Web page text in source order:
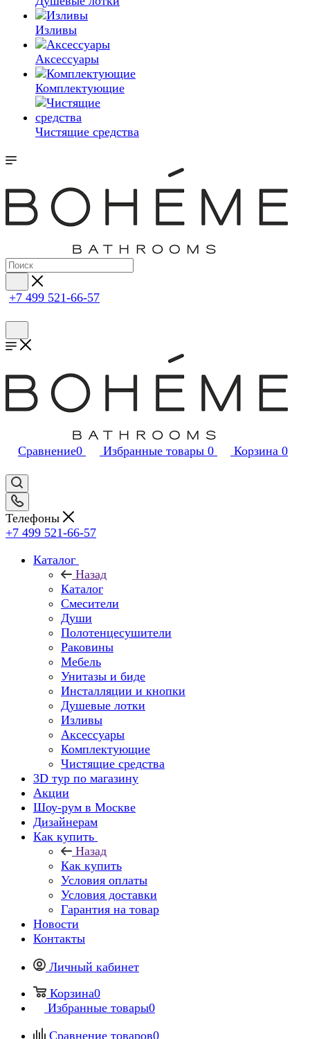
Изливы
Аксессуары
Комплектующие
Чистящие средства
+7 499 521-66-57
Сравнение0 Избранные товары 0 Корзина 0
Телефоны
+7 499 521-66-57
Каталог
Назад
Каталог
Смесители
Души
Полотенцесушители
Раковины
Мебель
Унитазы и биде
Инсталляции и кнопки
Душевые лотки
Изливы
Аксессуары
Комплектующие
Чистящие средства
3D тур по магазину
Акции
Шоу-рум в Москве
Дизайнерам
Как купить
Назад
Как купить
Условия оплаты
Условия доставки
Гарантия на товар
Новости
Контакты
Личный кабинет
Корзина0
Избранные товары0
Сравнение товаров0